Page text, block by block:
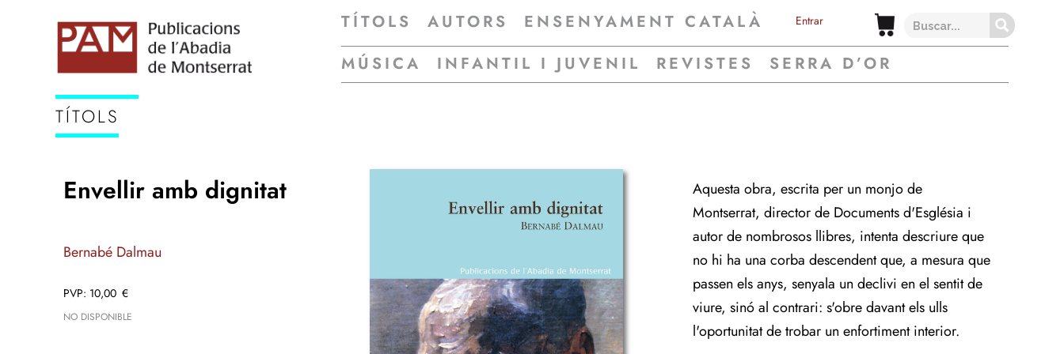
TÍTOLS AUTORS ENSENYAMENT CATALÀ Entrar
MÚSICA INFANTIL I JUVENIL REVISTES SERRA D’OR
TÍTOLS
Envellir amb dignitat
Bernabé Dalmau
10,00 €
NO DISPONIBLE
Aquesta obra, escrita per un monjo de
Montserrat, director de Documents d'Església i
autor de nombrosos llibres, intenta descriure que
no hi ha una corba descendent que, a mesura que
passen els anys, senyala un declivi en el sentit de
viure, sinó al contrari: s'obre davant els ulls
l'oportunitat de trobar un enfortiment interior.